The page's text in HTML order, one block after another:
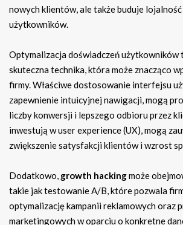
nowych klientów, ale także buduje
użytkowników.
Optymalizacja doświadczeń użytkowników
skuteczna technika, która może znacząco
firmy. Właściwe dostosowanie interfejsu
zapewnienie intuicyjnej nawigacji, mogą
liczby konwersji i lepszego odbioru przez
inwestują w user experience (UX), mogą
zwiększenie satysfakcji klientów i wzrost
Dodatkowo, growth hackingmoże
takie jak testowanie A/B, które pozwala
optymalizację kampanii reklamowych oraz
marketingowych w oparciu o konkretne